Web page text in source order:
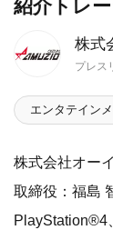
株式
プレス
紹介トレ
エンタテイン
株式会社オー
取締役：福島
PlayStation®4